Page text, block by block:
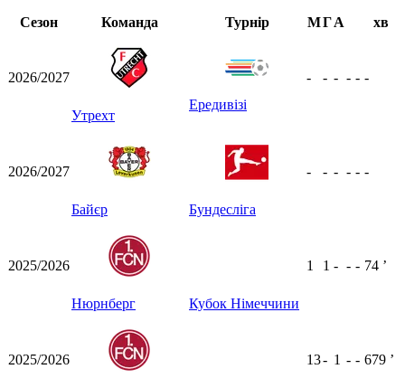
Сезон
Команда Турнір МГА хв
2026/2027
Утрехт
Ередивізі
- - - - - -
2026/2027
Байєр Бундесліга
- - - - - -
2025/2026
Нюрнберг Кубок Німеччини
1 1 - - - 74 ʼ
2025/2026 13- 1 - - 679 ʼ